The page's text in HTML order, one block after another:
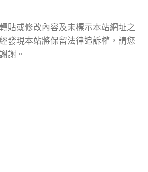
貼或修改內容及未標示本站網址之
發現本站將保留法律追訴權，請您
謝。